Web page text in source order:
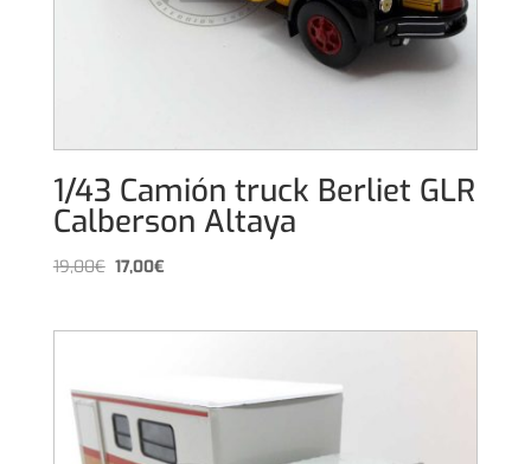
1/43 Camión truck Berliet GLR
Calberson Altaya
19,00€El17,00€El